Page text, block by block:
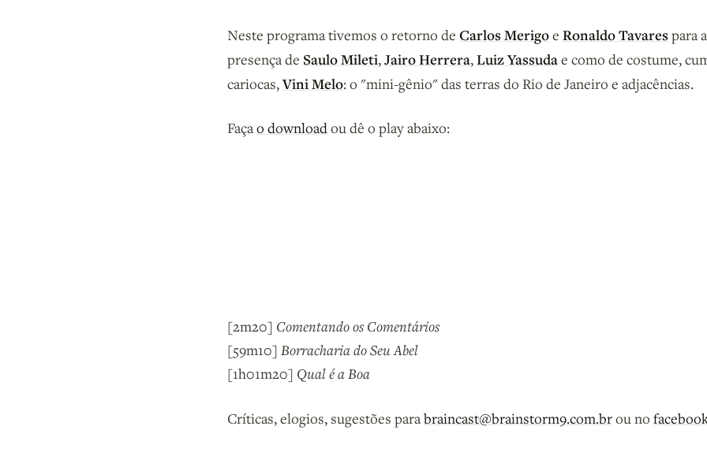
Neste programa tivemos o retorno de Carlos Merigoe Ronaldo Tavares para
presença de Saulo Mileti,Jairo Herrera,Luiz Yassudae como de costume,
cariocas,Vini Melo: o "mini-gênio" das terras do Rio de Janeiro e adjacências.
Façao downloadou dê o play abaixo:
[2m20] Comentando os Comentários
[59m10] Borracharia do Seu Abel
[1h01m20] Qual é a Boa
Críticas, elogios, sugestões parabraincast@brainstorm9.com.brou no